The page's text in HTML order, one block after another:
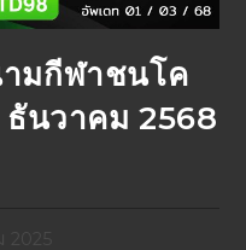
มกีฬาชนโค
ธันวาคม 2568